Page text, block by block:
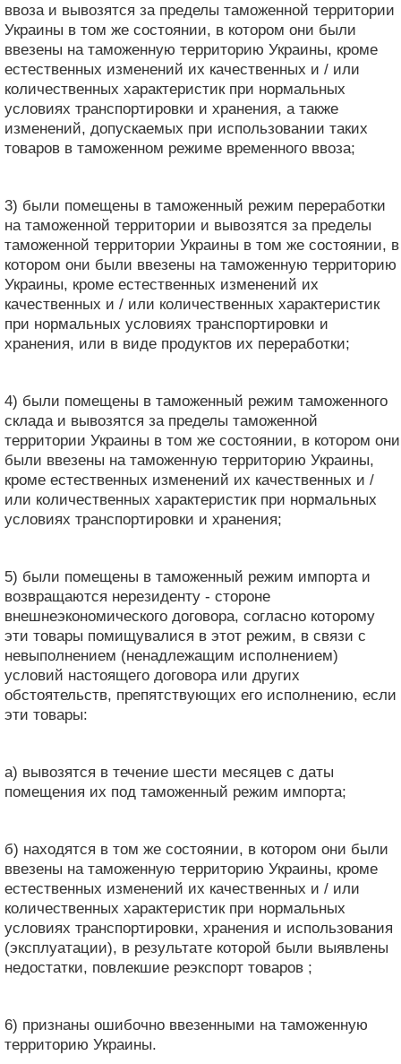
ввоза и вывозятся за пределы таможенной территории
Украины в том же состоянии, в котором они были
ввезены на таможенную территорию Украины, кроме
естественных изменений их качественных и / или
количественных характеристик при нормальных
условиях транспортировки и хранения, а также
изменений, допускаемых при использовании таких
товаров в таможенном режиме временного ввоза;
3) были помещены в таможенный режим переработки
на таможенной территории и вывозятся за пределы
таможенной территории Украины в том же состоянии, в
котором они были ввезены на таможенную территорию
Украины, кроме естественных изменений их
качественных и / или количественных характеристик
при нормальных условиях транспортировки и
хранения, или в виде продуктов их переработки;
4) были помещены в таможенный режим таможенного
склада и вывозятся за пределы таможенной
территории Украины в том же состоянии, в котором они
были ввезены на таможенную территорию Украины,
кроме естественных изменений их качественных и /
или количественных характеристик при нормальных
условиях транспортировки и хранения;
5) были помещены в таможенный режим импорта и
возвращаются нерезиденту - стороне
внешнеэкономического договора, согласно которому
эти товары помищувалися в этот режим, в связи с
невыполнением (ненадлежащим исполнением)
условий настоящего договора или других
обстоятельств, препятствующих его исполнению, если
эти товары:
а) вывозятся в течение шести месяцев с даты
помещения их под таможенный режим импорта;
б) находятся в том же состоянии, в котором они были
ввезены на таможенную территорию Украины, кроме
естественных изменений их качественных и / или
количественных характеристик при нормальных
условиях транспортировки, хранения и использования
(эксплуатации), в результате которой были выявлены
недостатки, повлекшие реэкспорт товаров ;
6) признаны ошибочно ввезенными на таможенную
территорию Украины.